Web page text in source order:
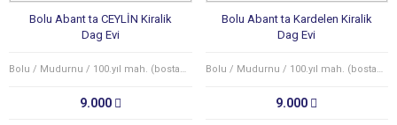
Bolu Abant ta CEYLİN Kiralik
Dag Evi
Bolu / Mudurnu / 100.yıl mah. (bostancılar köyü)
9.000
Bolu Abant ta Kardelen Kiralik
Dag Evi
Bolu / Mudurnu / 100.yıl mah. (bostancılar köyü)
9.000